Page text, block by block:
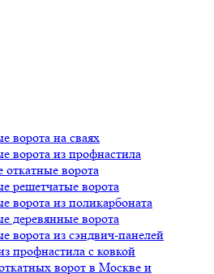
ворота на сваях
ворота из профнастила
откатные ворота
решетчатые ворота
ворота из поликарбоната
деревянные ворота
ворота из сэндвич-панелей
профнастила с ковкой
ворот в Москве и